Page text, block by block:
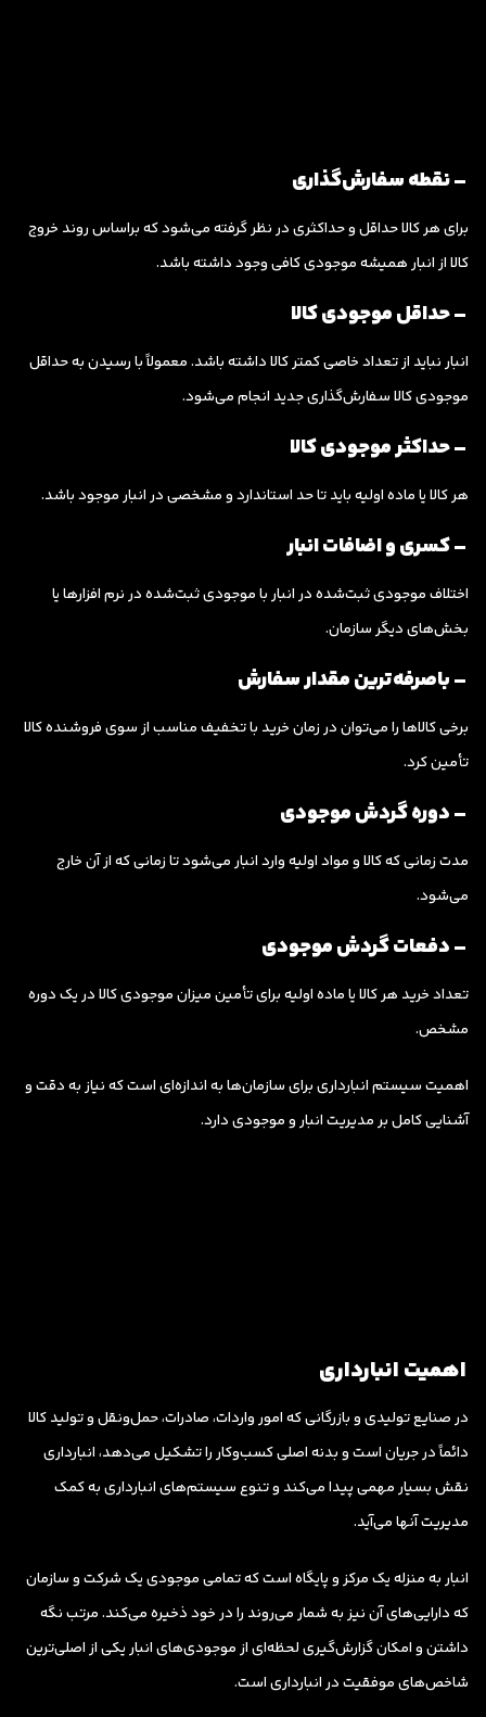
– نقطه سفارش‌گذاری
برای هر کالا حداقل و حداکثری در نظر گرفته می‌شود که براساس روند خروج
کالا از انبار همیشه موجودی کافی وجود داشته باشد.
– حداقل موجودی کالا
انبار نباید از تعداد خاصی کمتر کالا داشته باشد. معمولاً با رسیدن به حداقل
موجودی کالا سفارش‌گذاری جدید انجام می‌شود.
– حداکثر موجودی کالا
هر کالا یا ماده اولیه باید تا حد استاندارد و مشخصی در انبار موجود باشد.
– کسری و اضافات انبار
اختلاف موجودی ثبت‌شده در انبار با موجودی ثبت‌شده در نرم افزارها یا
بخش‌های دیگر سازمان.
– باصرفه‌ترین مقدار سفارش
برخی کالا‌ها را می‌توان در زمان خرید با تخفیف مناسب از سوی فروشنده کالا
تأمین کرد.
– دوره گردش موجودی
مدت زمانی که کالا و مواد اولیه وارد انبار می‌شود تا زمانی که از آن خارج
می‌شود.
– دفعات گردش موجودی
تعداد خرید هر کالا یا ماده اولیه برای تأمین میزان موجودی کالا در یک دوره
مشخص.
اهمیت سیستم انبارداری برای سازمان‌ها به اندازه‌ای است که نیاز به دقت و
آشنایی کامل بر مدیریت انبار و موجودی دارد.
اهمیت انبارداری
در صنایع تولیدی و بازرگانی که امور واردات، صادرات، حمل‌ونقل و تولید کالا
دائماً در جریان است و بدنه اصلی کسب‌وکار را تشکیل می‌دهد، انبارداری
نقش بسیار مهمی پیدا می‌کند و تنوع سیستم‌های انبارداری به کمک
مدیریت آنها می‌آید.
انبار به منزله یک مرکز و پایگاه است که تمامی موجودی یک شرکت و سازمان
که دارایی‌های آن نیز به شمار می‌روند را در خود ذخیره می‌کند. مرتب نگه
داشتن و امکان گزارش‌گیری لحظه‌ای از موجودی‌های انبار یکی از اصلی‌ترین
شاخص‌های موفقیت در انبارداری است.